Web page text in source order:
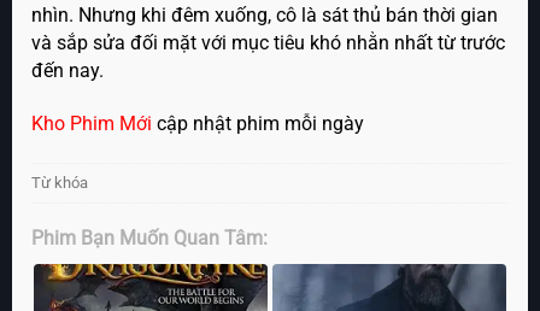
nhìn. Nhưng khi đêm xuống, cô là sát thủ bán thời gian
và sắp sửa đối mặt với mục tiêu khó nhằn nhất từ trước
đến nay.
Kho Phim Mới cập nhật phim mỗi ngày
Từ khóa
Phim Bạn Muốn Quan Tâm: